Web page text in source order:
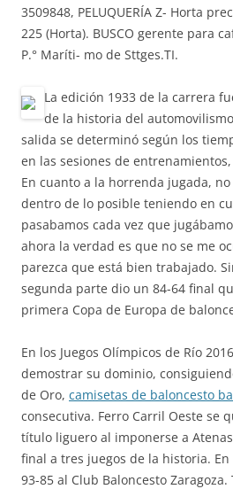
3509848, PELUQUERÍA Z- Horta
225 (Horta). BUSCO gerente para
P.° Maríti- mo de Sttges.TI.
La edición 1933 de la carrera
de la historia del
salida se determinó según los
en las sesiones de
En cuanto a la horrenda jugada,
dentro de lo posible teniendo en
pasabamos cada vez que
ahora la verdad es que no se me
parezca que está bien trabajado.
segunda parte dio un 84-64 final
primera Copa de Europa de
En los Juegos Olímpicos de Río
demostrar su dominio,
de Oro, camisetas de baloncesto
consecutiva. Ferro Carril Oeste se
título liguero al imponerse a
final a tres juegos de la historia.
93-85 al Club Baloncesto Zaragoza.